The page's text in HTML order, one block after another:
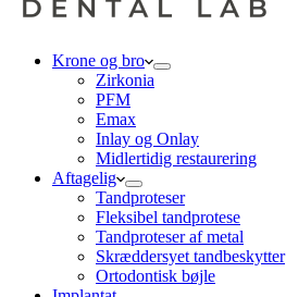
Krone og bro
Zirkonia
PFM
Emax
Inlay og Onlay
Midlertidig restaurering
Aftagelig
Tandproteser
Fleksibel tandprotese
Tandproteser af metal
Skræddersyet tandbeskytter
Ortodontisk bøjle